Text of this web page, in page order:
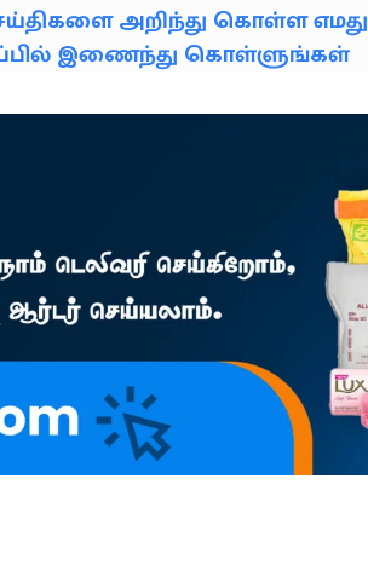
அறிந்து கொள்ள எமது
இணைந்து கொள்ளுங்கள்